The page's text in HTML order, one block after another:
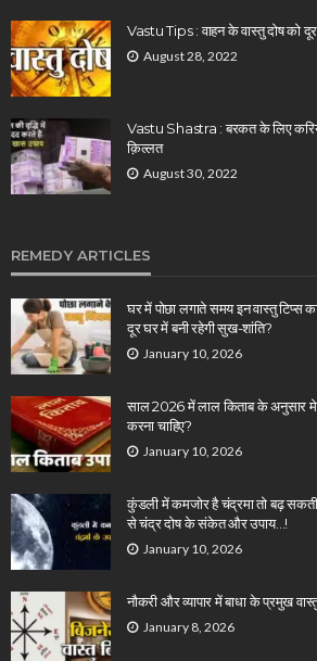
Vastu Tips : वाहन के वास्तु दोष को
August 28, 2022
Vastu Shastra : बरकत के लिए करिये
क़िल्लत
August 30, 2022
REMEDY ARTICLES
घर में पोछा लगाते समय इन वास्तु टिप्स
दूर घर में बनी रहेगी सुख-शांति?
January 10, 2026
साल 2026 में लाल किताब के अनुसार
करना चाहिए?
January 10, 2026
कुंडली में कमजोर है चंद्रमा तो बढ़ सकती हैं
से चंद्र दोष के संकेत और उपाय…!
January 10, 2026
नौकरी और व्यापार में बाधा के प्रमुख
January 8, 2026